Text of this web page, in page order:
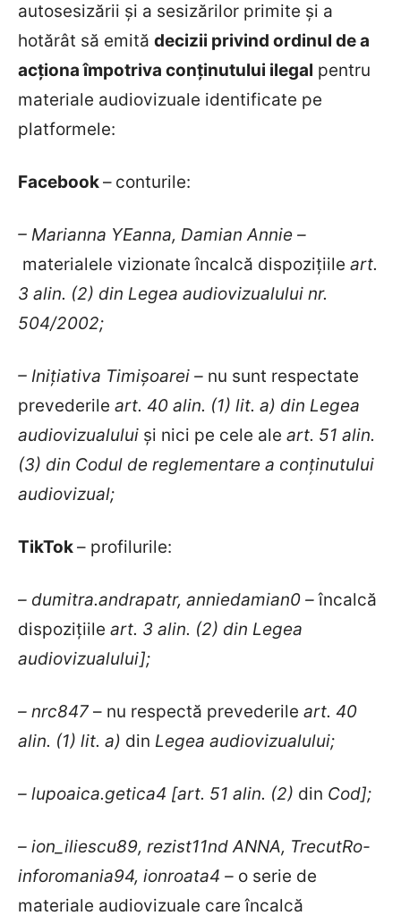
autosesizării și a sesizărilor primite și a
hotărât să emită decizii privind ordinul de a
acționa împotriva conținutului ilegal pentru
materiale audiovizuale identificate pe
platformele:
Facebook– conturile:
– Marianna YEanna, Damian Annie –
materialele vizionateîncalcă dispozițiile art.
3 alin. (2) din Legea audiovizualului nr.
504/2002;
– Inițiativa Timișoarei – nu sunt respectate
prevederile art. 40 alin. (1) lit. a) din Legea
audiovizualului și nici pe cele ale art. 51 alin.
(3) din Codul de reglementare a conținutului
audiovizual;
TikTok– profilurile:
– dumitra.andrapatr, anniedamian0 –încalcă
dispozițiile art. 3 alin. (2) din Legea
audiovizualului];
– nrc847 – nu respectă prevederile art. 40
alin. (1) lit. a) din Legea audiovizualului;
– lupoaica.getica4 [art. 51 alin. (2) din Cod];
– ion_iliescu89, rezist11nd ANNA, TrecutRo-
inforomania94, ionroata4 – o serie de
materiale audiovizuale care încalcă